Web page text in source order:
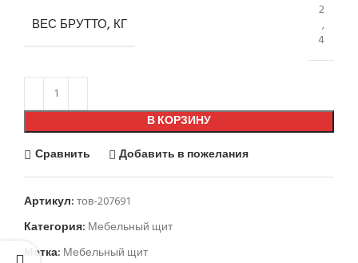
ВЕС БРУТТО, КГ
2
,
4
В КОРЗИНУ
Сравнить
Добавить в пожелания
Артикул:тов-207691
Категория: Мебельный щит
Метка: Мебельный щит